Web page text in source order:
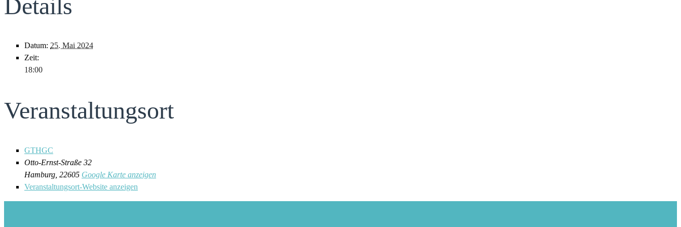
Details
Datum: 25. Mai 2024
Zeit:
18:00
Veranstaltungsort
GTHGC
Otto-Ernst-Straße 32
Hamburg 22605 Google Karte anzeigen
Veranstaltungsort-Website anzeigen